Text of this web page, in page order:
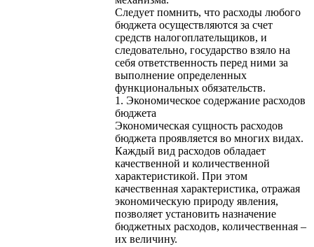
Следует помнить, что расходы любого
бюджета осуществляются за счет
средств налогоплательщиков, и
следовательно, государство взяло на
себя ответственность перед ними за
выполнение определенных
функциональных обязательств.
1. Экономическое содержание расходов
бюджета
Экономическая сущность расходов
бюджета проявляется во многих видах.
Каждый вид расходов обладает
качественной и количественной
характеристикой. При этом
качественная характеристика, отражая
экономическую природу явления,
позволяет установить назначение
бюджетных расходов, количественная –
их величину.